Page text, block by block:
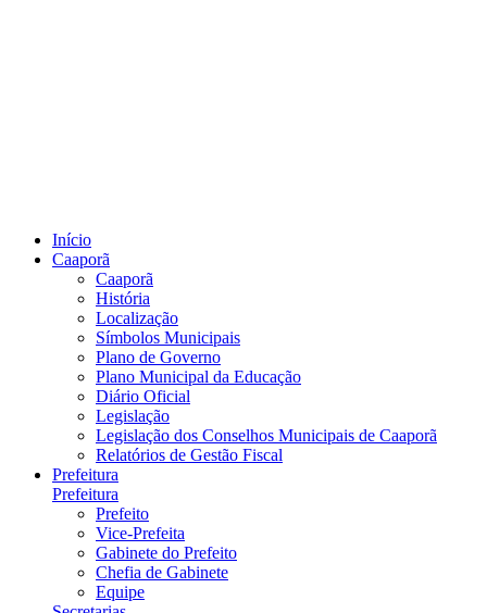
Início
Caaporã
Caaporã
História
Localização
Símbolos Municipais
Plano de Governo
Plano Municipal da Educação
Diário Oficial
Legislação
Legislação dos Conselhos Municipais de Caaporã
Relatórios de Gestão Fiscal
Prefeitura
Prefeitura
Prefeito
Vice-Prefeita
Gabinete do Prefeito
Chefia de Gabinete
Equipe